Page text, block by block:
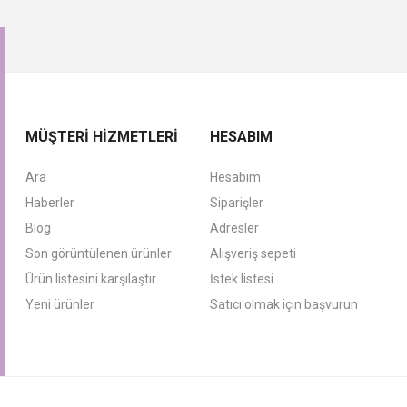
MÜŞTERI HIZMETLERI
Ara
Haberler
Blog
Son görüntülenen ürünler
Ürün listesini karşılaştır
Yeni ürünler
HESABIM
Hesabım
Siparişler
Adresler
Alışveriş sepeti
İstek listesi
Satıcı olmak için başvurun